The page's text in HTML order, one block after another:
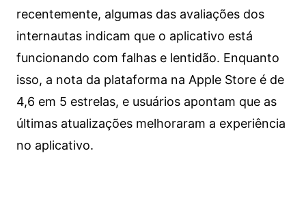
recentemente, algumas das avaliações dos
internautas indicam que o aplicativo está
funcionando com falhas e lentidão. Enquanto
isso, a nota da plataforma na Apple Store é de
4,6 em 5 estrelas, e usuários apontam que as
últimas atualizações melhoraram a experiência
no aplicativo.